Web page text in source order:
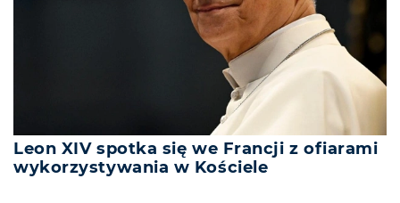
Leon XIV spotka się we Francji z ofiarami
wykorzystywania w Kościele